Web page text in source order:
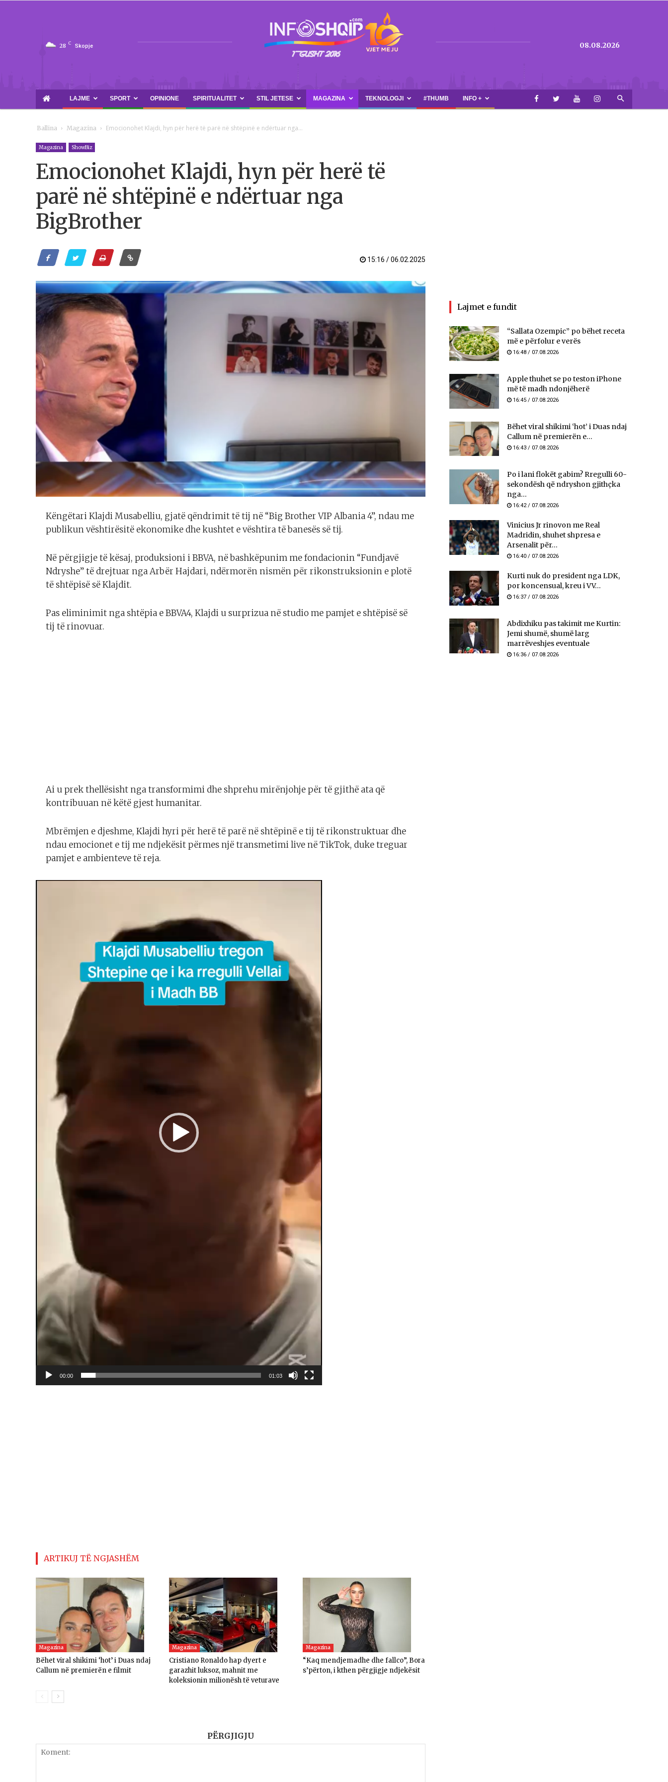
28 C Skopje
INFOSHQIP.COM
08.08.2026
LAJME SPORT OPINIONE SPIRITUALITET STIL JETESE MAGAZINA TEKNOLOGJI #THUMB INFO +
Ballina Magazina Emocionohet Klajdi, hyn për herë të parë në shtëpinë e ndërtuar nga...
Magazina ShowBiz
Emocionohet Klajdi, hyn për herë të
parë në shtëpinë e ndërtuar nga
BigBrother
15:16 / 06.02.2025
Këngëtari Klajdi Musabelliu, gjatë qëndrimit të tij në “Big Brother VIP Albania 4”, ndau me
publikun vështirësitë ekonomike dhe kushtet e vështira të banesës së tij.
Në përgjigje të kësaj, produksioni i BBVA, në bashkëpunim me fondacionin “Fundjavë
Ndryshe” të drejtuar nga Arbër Hajdari, ndërmorën nismën për rikonstruksionin e plotë
të shtëpisë së Klajdit.
Pas eliminimit nga shtëpia e BBVA4, Klajdi u surprizua në studio me pamjet e shtëpisë së
tij të rinovuar.
Ai u prek thellësisht nga transformimi dhe shprehu mirënjohje për të gjithë ata që
kontribuuan në këtë gjest humanitar.
Mbrëmjen e djeshme, Klajdi hyri për herë të parë në shtëpinë e tij të rikonstruktuar dhe
ndau emocionet e tij me ndjekësit përmes një transmetimi live në TikTok, duke treguar
pamjet e ambienteve të reja.
00:00 01:03
ARTIKUJ TË NGJASHËM
Magazina
Bëhet viral shikimi ‘hot’ i Duas ndaj
Callum në premierën e filmit
Magazina
Cristiano Ronaldo hap dyert e
garazhit luksoz, mahnit me
koleksionin milionësh të veturave
Magazina
“Kaq mendjemadhe dhe fallco”, Bora
s’përton, i kthen përgjigje ndjekësit
PËRGJIGJU
Lajmet e fundit
“Sallata Ozempic” po bëhet receta
më e përfolur e verës
16:48 / 07.08.2026
Apple thuhet se po teston iPhone
më të madh ndonjëherë
16:45 / 07.08.2026
Bëhet viral shikimi ‘hot’ i Duas ndaj
Callum në premierën e...
16:43 / 07.08.2026
Po i lani flokët gabim? Rregulli 60-
sekondësh që ndryshon gjithçka
nga...
16:42 / 07.08.2026
Vinicius Jr rinovon me Real
Madridin, shuhet shpresa e
Arsenalit për...
16:40 / 07.08.2026
Kurti nuk do president nga LDK,
por koncensual, kreu i VV...
16:37 / 07.08.2026
Abdixhiku pas takimit me Kurtin:
Jemi shumë, shumë larg
marrëveshjes eventuale
16:36 / 07.08.2026